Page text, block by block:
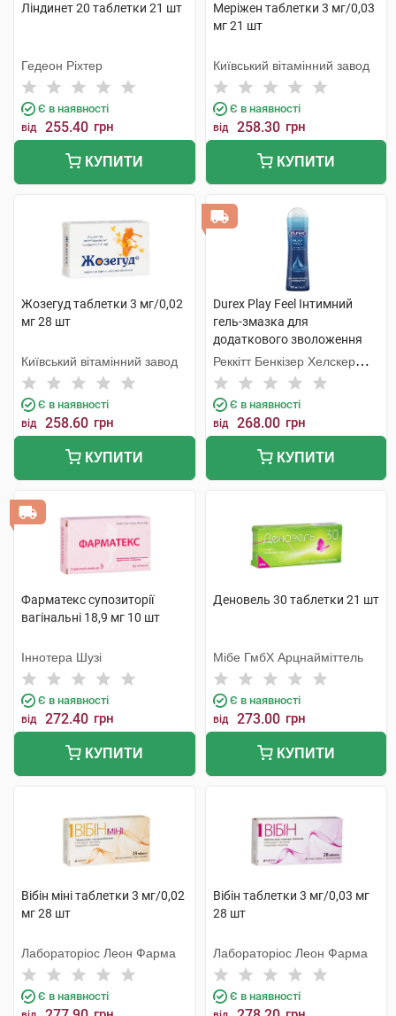
Ліндинет 20 таблетки 21 шт
Гедеон Ріхтер
Є в наявності
від 255.40 грн
КУПИТИ
Меріжен таблетки 3 мг/0,03
мг 21 шт
Київський вітамінний завод
Є в наявності
від 258.30 грн
КУПИТИ
Жозегуд таблетки 3 мг/0,02
мг 28 шт
Київський вітамінний завод
Є в наявності
від 258.60 грн
КУПИТИ
Durex Play Feel Інтимний
гель-змазка для
додаткового зволоження
100 мл флакон
Реккітт Бенкізер Хелскер
Мануфектурінг
Є в наявності
від 268.00 грн
КУПИТИ
Фарматекс супозиторії
вагінальні 18,9 мг 10 шт
Іннотера Шузі
Є в наявності
від 272.40 грн
КУПИТИ
Деновель 30 таблетки 21 шт
Мібе ГмбХ Арцнайміттель
Є в наявності
від 273.00 грн
КУПИТИ
Вібін міні таблетки 3 мг/0,02
мг 28 шт
Лабораторіос Леон Фарма
Є в наявності
Вібін таблетки 3 мг/0,03 мг
28 шт
Лабораторіос Леон Фарма
Є в наявності